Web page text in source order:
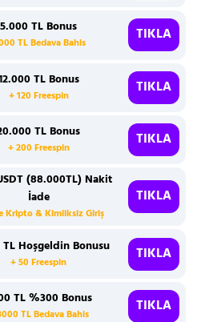
5.000 TL Bonus
TL Bedava Bahis TIKLA
TL Bonus
+ 120 Freespin TIKLA
TL Bonus
+ 200 Freespin TIKLA
(88.000TL) Nakit
İade
Kripto & Kimliksiz Giriş
TIKLA
TL Hoşgeldin Bonusu
+ 50 Freespin TIKLA
TL %300 Bonus
TL Bedava Bahis TIKLA